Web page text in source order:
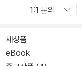
새상품
eBook